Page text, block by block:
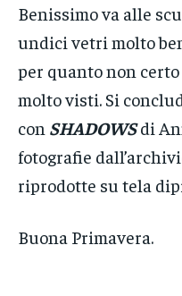
Benissimo va alle
undici vetri molto
per quanto non
molto visti. Si
con SHADOWSdi
fotografie
riprodotte su tela
Buona Primavera.